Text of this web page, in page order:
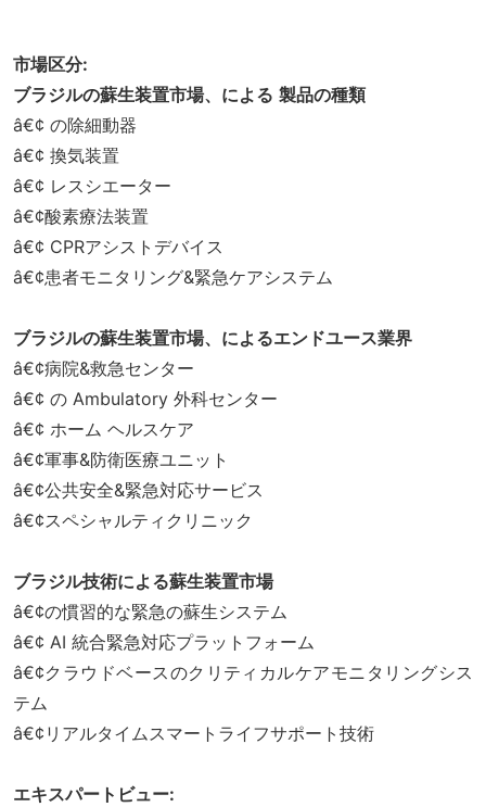
市場区分:
ブラジルの蘇生装置市場、による 製品の種類
â€¢ の除細動器
â€¢ 換気装置
â€¢ レスシエーター
â€¢酸素療法装置
â€¢ CPRアシストデバイス
â€¢患者モニタリング&緊急ケアシステム
ブラジルの蘇生装置市場、によるエンドユース業界
â€¢病院&救急センター
â€¢ の Ambulatory 外科センター
â€¢ ホーム ヘルスケア
â€¢軍事&防衛医療ユニット
â€¢公共安全&緊急対応サービス
â€¢スペシャルティクリニック
ブラジル技術による蘇生装置市場
â€¢の慣習的な緊急の蘇生システム
â€¢ AI 統合緊急対応プラットフォーム
â€¢クラウドベースのクリティカルケアモニタリングシス
テム
â€¢リアルタイムスマートライフサポート技術
エキスパートビュー: